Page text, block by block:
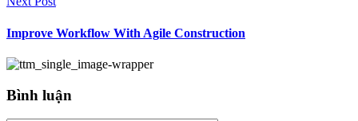
Improve Workflow With Agile Construction
Bình luận